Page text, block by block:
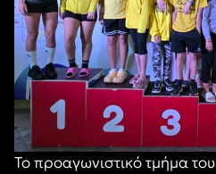
Το προαγωνιστικό τμήμα του